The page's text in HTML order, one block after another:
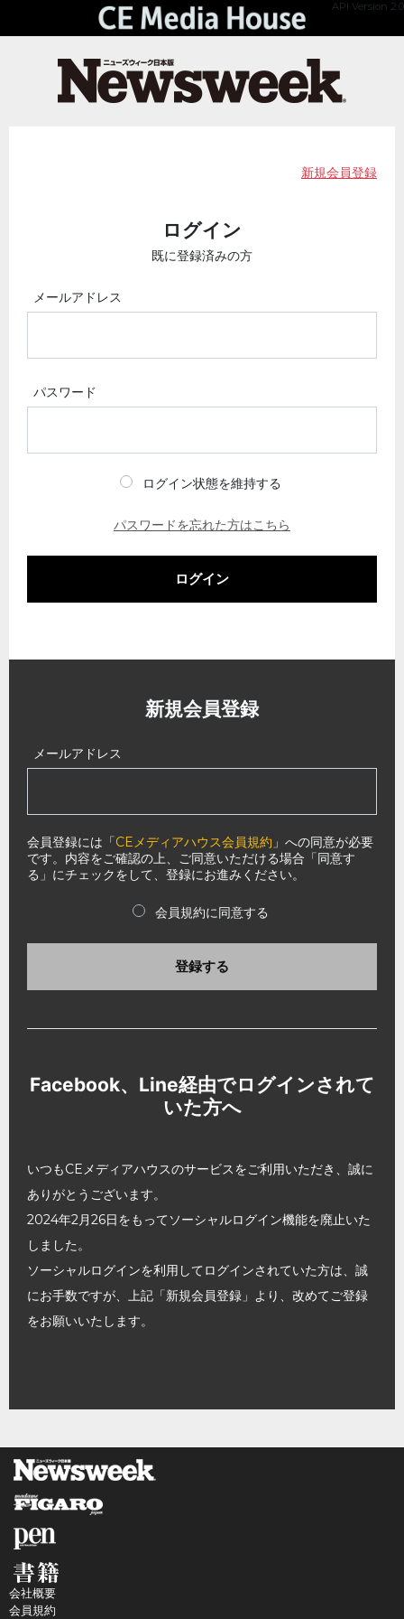
API Version 2.0
新規会員登録
ログイン
既に登録済みの方
メールアドレス
パスワード
ログイン状態を維持する
パスワードを忘れた方はこちら
ログイン
新規会員登録
メールアドレス
会員登録には「CEメディアハウス会員規約 」への同意が必要
です。内容をご確認の上、ご同意いただける場合「同意す
る」にチェックをして、登録にお進みください。
会員規約に同意する
登録する
Facebook、Line経由でログインされて
いた方へ
いつもCEメディアハウスのサービスをご利用いただき、誠に
ありがとうございます。
2024年2月26日をもってソーシャルログイン機能を廃止いた
しました。
ソーシャルログインを利用してログインされていた方は、誠
にお手数ですが、上記「新規会員登録」より、改めてご登録
をお願いいたします。
会社概要
会員規約